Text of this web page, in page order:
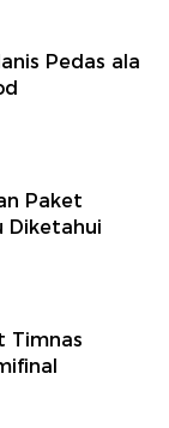
Pedas ala
Paket
Diketahui
Timnas